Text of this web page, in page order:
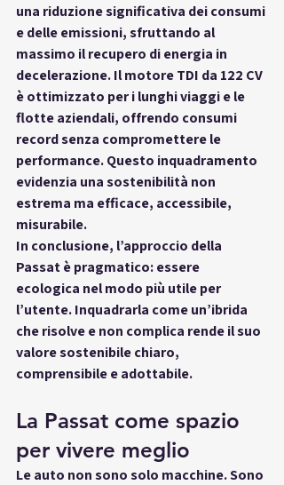
una riduzione significativa dei consumi
e delle emissioni, sfruttando al
massimo il recupero di energia in
decelerazione. Il motore TDI da 122 CV
è ottimizzato per i lunghi viaggi e le
flotte aziendali, offrendo consumi
record senza compromettere le
performance. Questo inquadramento
evidenzia una sostenibilità non
estrema ma efficace, accessibile,
misurabile.
In conclusione, l’approccio della
Passat è pragmatico: essere
ecologica nel modo più utile per
l’utente. Inquadrarla come un’ibrida
che risolve e non complica rende il suo
valore sostenibile chiaro,
comprensibile e adottabile.
La Passat come spazio
per vivere meglio
Le auto non sono solo macchine. Sono